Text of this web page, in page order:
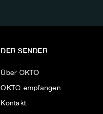
DER SENDER
Über OKTO
OKTO empfangen
Kontakt